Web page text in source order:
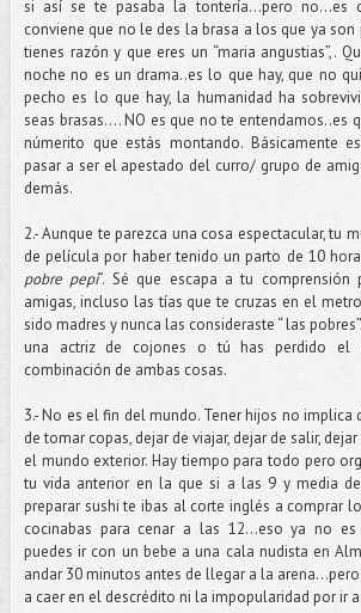
si así se te pasaba la tontería…pero no…es
conviene que no le des la brasa a los que ya son
tienes razón y que eres un “maria angustias”,.
noche no es un drama..es lo que hay, que no
pecho es lo que hay, la humanidad ha
seas brasas…. NO es que no te entendamos..es
númerito que estás montando. Básicamente
pasar a ser el apestado del curro/ grupo de
demás.
2.- Aunque te parezca una cosa espectacular, tu
de película por haber tenido un parto de 10
pobre pepi”. Sé que escapa a tu comprensión
amigas, incluso las tías que te cruzas en el
sido madres y nunca las consideraste “ las
una actriz de cojones o tú has perdido el
combinación de ambas cosas.
3.- No es el fin del mundo. Tener hijos no implica
de tomar copas, dejar de viajar, dejar de salir,
el mundo exterior. Hay tiempo para todo pero
tu vida anterior en la que si a las 9 y media
preparar sushi te ibas al corte inglés a comprar
cocinabas para cenar a las 12…eso ya no es
puedes ir con un bebe a una cala nudista en
andar 30 minutos antes de llegar a la
a caer en el descrédito ni la impopularidad por ir